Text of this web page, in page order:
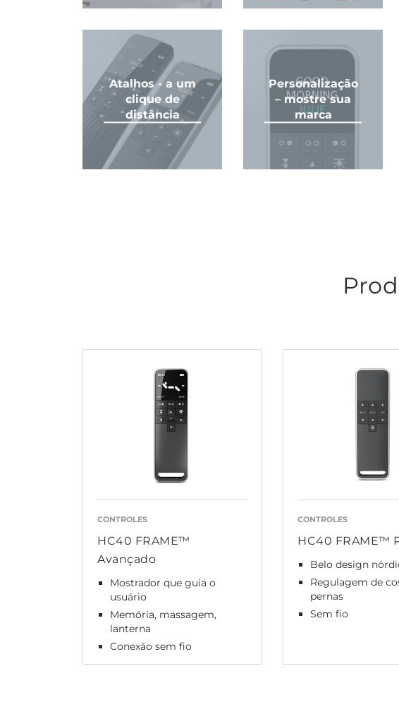
Atalhos - a um
clique de
distância
Personalização
– mostre sua
marca
CONTROLES
HC40 FRAME™
Avançado
Mostrador que guia o
usuário
Memória, massagem,
lanterna
Conexão sem fio
CONTROLES
HC40 FRAME™
Belo design
Regulagem de
pernas
Sem fio